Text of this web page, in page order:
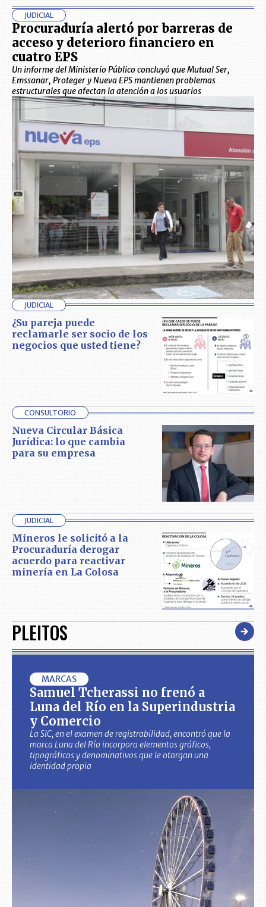
JUDICIAL
Procuraduría alertó por barreras de
acceso y deterioro financiero en
cuatro EPS
Un informe del Ministerio Público concluyó que Mutual Ser,
Emssanar, Proteger y Nueva EPS mantienen problemas
estructurales que afectan la atención a los usuarios
JUDICIAL
¿Su pareja puede
reclamarle ser socio de los
negocios que usted tiene?
CONSULTORIO
Nueva Circular Básica
Jurídica: lo que cambia
para su empresa
JUDICIAL
Mineros le solicitó a la
Procuraduría derogar
acuerdo para reactivar
minería en La Colosa
PLEITOS
MARCAS
Samuel Tcherassi no frenó a
Luna del Río en la Superindustria
y Comercio
La SIC, en el examen de registrabilidad, encontró que la
marca Luna del Río incorpora elementos gráficos,
tipográficos y denominativos que le otorgan una
identidad propia